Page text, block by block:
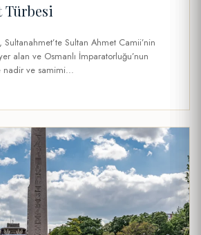
Türbesi
Sultan Ahmet Camii’nin
alan ve Osmanlı İmparatorluğu’nun
nadir ve samimi...